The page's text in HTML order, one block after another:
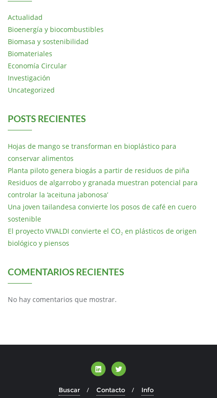
Actualidad
Bioenergía y biocombustibles
Biomasa y sostenibilidad
Biomateriales
Economía Circular
Investigación
Uncategorized
POSTS RECIENTES
Hojas de mango se transforman en bioplástico para
conservar alimentos
Planta piloto genera biogás a partir de residuos de piña
Residuos de algarrobo y granada muestran potencial para
controlar la ‘aceituna jabonosa’
Una joven tailandesa convierte los posos de café en cuero
sostenible
El proyecto VIVALDI convierte el CO₂ en plásticos de origen
biológico y piensos
COMENTARIOS RECIENTES
No hay comentarios que mostrar.
Buscar Contacto Info